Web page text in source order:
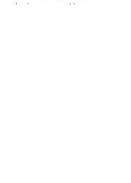
indoor sont là pour vous ✨